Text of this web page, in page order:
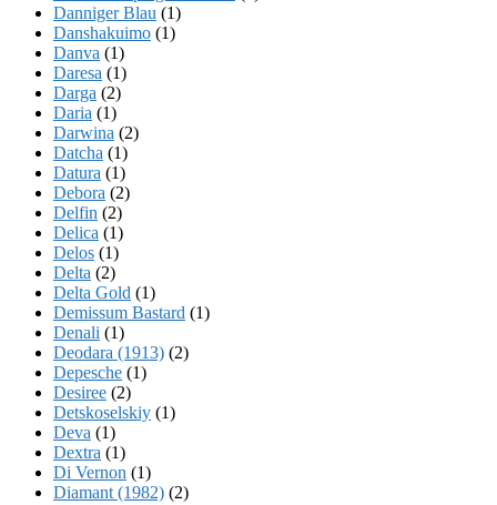
Danniger Blau (1)
Danshakuimo (1)
Danva (1)
Daresa (1)
Darga (2)
Daria (1)
Darwina (2)
Datcha (1)
Datura (1)
Debora (2)
Delfin (2)
Delica (1)
Delos (1)
Delta (2)
Delta Gold (1)
Demissum Bastard (1)
Denali (1)
Deodara (1913) (2)
Depesche (1)
Desiree (2)
Detskoselskiy (1)
Deva (1)
Dextra (1)
Di Vernon (1)
Diamant (1982) (2)